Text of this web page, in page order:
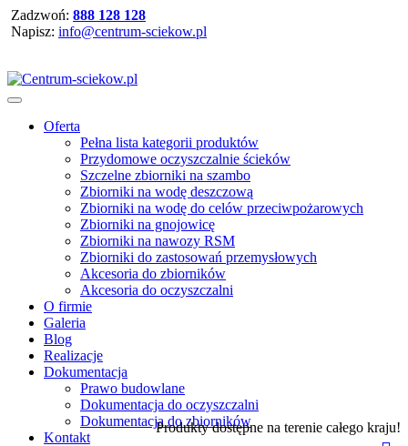
Zadzwoń: 888 128 128
Napisz: info@centrum-sciekow.pl
Oferta
Pełna lista kategorii produktów
Przydomowe oczyszczalnie ścieków
Szczelne zbiorniki na szambo
Zbiorniki na wodę deszczową
Zbiorniki na wodę do celów przeciwpożarowych
Zbiorniki na gnojowicę
Zbiorniki na nawozy RSM
Zbiorniki do zastosowań przemysłowych
Akcesoria do zbiorników
Akcesoria do oczyszczalni
O firmie
Galeria
Blog
Realizacje
Dokumentacja
Prawo budowlane
Dokumentacja do oczyszczalni
Dokumentacja do zbiorników
Kontakt
Produkty dostępne na terenie całego kraju!